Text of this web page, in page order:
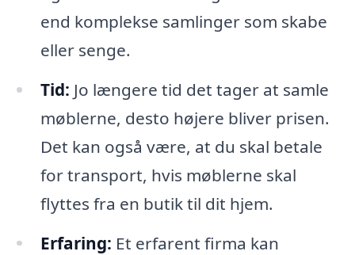
end komplekse samlinger som skabe
eller senge.
Tid: Jo længere tid det tager at samle
møblerne, desto højere bliver prisen.
Det kan også være, at du skal betale
for transport, hvis møblerne skal
flyttes fra en butik til dit hjem.
Erfaring: Et erfarent firma kan